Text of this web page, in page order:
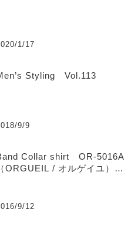
1/17
Styling Vol.113
9/9
Collar shirt OR-5016A
（ORGUEIL / オルゲイユ）
9/12